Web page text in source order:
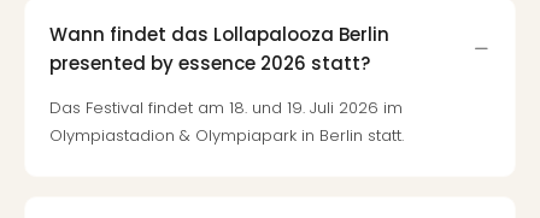
Wann findet das Lollapalooza Berlin
presented by essence 2026 statt?
Das Festival findet am 18. und 19. Juli 2026 im
Olympiastadion & Olympiapark in Berlin statt.